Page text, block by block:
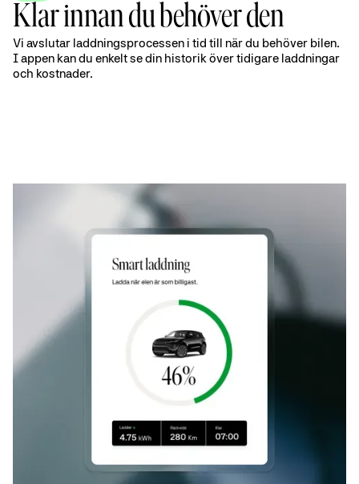
Klar innan du behöver den
Vi avslutar laddningsprocessen i tid till när du behöver bilen.
I appen kan du enkelt se din historik över tidigare laddningar
och kostnader.